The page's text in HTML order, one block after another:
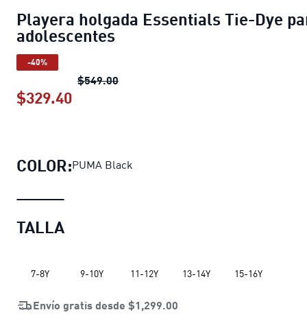
Playera holgada Essentials Tie-Dye
adolescentes
-40%
$549.00Playera holgada Essentials Tie-Dye
$329.40
COLOR:PUMA Black
TALLA
7-8Y 9-10Y 11-12Y 13-14Y 15-16Y
Envío gratis desde $1,299.00